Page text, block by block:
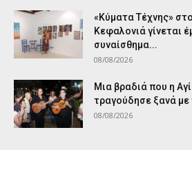
«Κύματα Τέχνης»
Κεφαλονιά γίνεται
συναίσθημα...
08/08/2026
Μια βραδιά που η
τραγούδησε ξανά με
08/08/2026